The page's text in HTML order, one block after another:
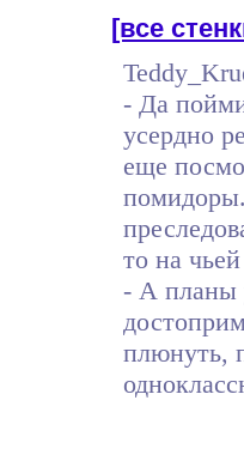
[все
- Да
усердно
еще
помидоры.
то на
- А планы
плюнуть,